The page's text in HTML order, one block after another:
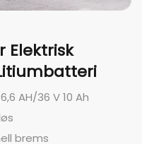
AH/36 V 10 Ah
brems